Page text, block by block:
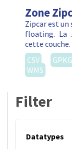
Zone
Zipcar est un
floating. La
cette couche.
CSV
GPKG
WMS
Filter
Datatypes